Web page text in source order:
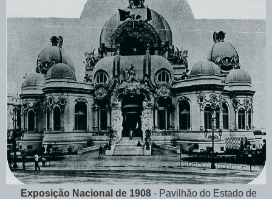
Exposição Nacional de 1908 - Pavilhão do Estado de